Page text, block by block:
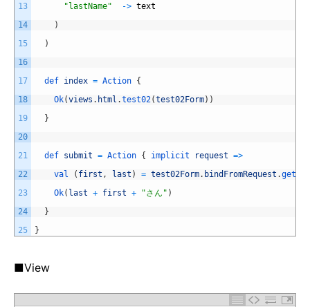
13
14
15
16
17
18
19
20
21
22
23
24
25
"lastName"
-> text
)
)
def index = Action {
Ok(views . html .test02(test02Form) )
}
def submit = Action { implicit request =>
val
( first , last ) = test02Form. bindFromRequest .get
Ok( last + first + "さん" )
}
}
■View